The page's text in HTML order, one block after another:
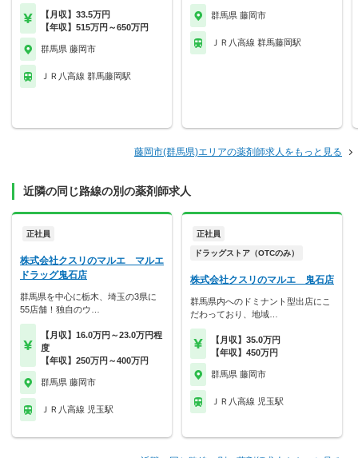
【月収】33.5万円
【年収】515万円～650万円
群馬県 藤岡市
ＪＲ八高線 群馬藤岡駅
群馬県 藤岡市
ＪＲ八高線 群馬藤岡駅
藤岡市(群馬県)エリアの薬剤師求人をもっと見る
近隣の同じ路線の別の薬剤師求人
正社員
株式会社クスリのマルエ マルエ
ドラッグ鬼石店
群馬県を中心に栃木、埼玉の3県に
55店舗！独自のウ…
【月収】16.0万円～23.0万円程
度
【年収】250万円～400万円
群馬県 藤岡市
ＪＲ八高線 児玉駅
正社員
ドラッグストア（OTCのみ）
株式会社クスリのマルエ 鬼石店
群馬県内へのドミナント型出店にこ
だわっており、地域…
【月収】35.0万円
【年収】450万円
群馬県 藤岡市
ＪＲ八高線 児玉駅